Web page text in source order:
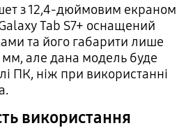
з 12,4-дюймовим екраном
Tab S7+ оснащений
та його габарити лише
але дана модель буде
ПК, ніж при використанні
використання